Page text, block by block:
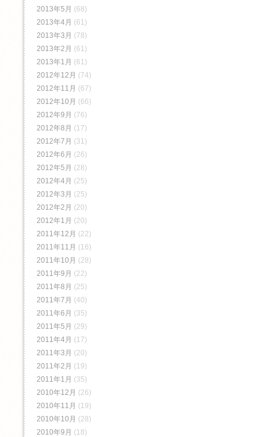
2013年5月 (68)
2013年4月 (61)
2013年3月 (78)
2013年2月 (61)
2013年1月 (61)
2012年12月 (74)
2012年11月 (67)
2012年10月 (66)
2012年9月 (76)
2012年8月 (17)
2012年7月 (31)
2012年6月 (26)
2012年5月 (28)
2012年4月 (25)
2012年3月 (25)
2012年2月 (20)
2012年1月 (20)
2011年12月 (22)
2011年11月 (16)
2011年10月 (28)
2011年9月 (22)
2011年8月 (25)
2011年7月 (40)
2011年6月 (35)
2011年5月 (29)
2011年4月 (17)
2011年3月 (20)
2011年2月 (19)
2011年1月 (35)
2010年12月 (26)
2010年11月 (19)
2010年10月 (28)
2010年9月 (18)